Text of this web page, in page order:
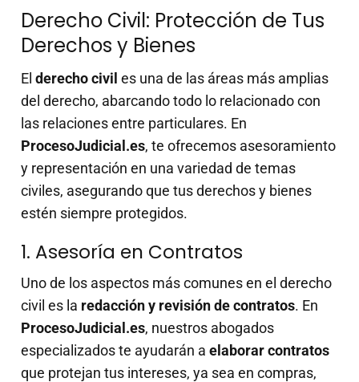
Derecho Civil: Protección de Tus
Derechos y Bienes
El derecho civil es una de las áreas más amplias
del derecho, abarcando todo lo relacionado con
las relaciones entre particulares. En
ProcesoJudicial.es, te ofrecemos asesoramiento
y representación en una variedad de temas
civiles, asegurando que tus derechos y bienes
estén siempre protegidos.
1. Asesoría en Contratos
Uno de los aspectos más comunes en el derecho
civil es la redacción y revisión de contratos. En
ProcesoJudicial.es, nuestros abogados
especializados te ayudarán a elaborar contratos
que protejan tus intereses, ya sea en compras,